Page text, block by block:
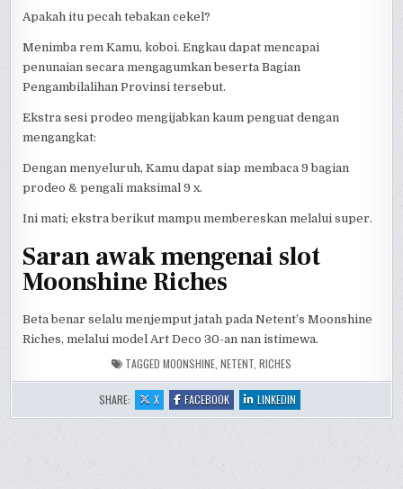
Apakah itu pecah tebakan cekel?
Menimba rem Kamu, koboi. Engkau dapat mencapai
penunaian secara mengagumkan beserta Bagian
Pengambilalihan Provinsi tersebut.
Ekstra sesi prodeo mengijabkan kaum penguat dengan
mengangkat:
Dengan menyeluruh, Kamu dapat siap membaca 9 bagian
prodeo & pengali maksimal 9 x.
Ini mati; ekstra berikut mampu membereskan melalui super.
Saran awak mengenai slot
Moonshine Riches
Beta benar selalu menjemput jatah pada Netent’s Moonshine
Riches, melalui model Art Deco 30-an nan istimewa.
TAGGED MOONSHINE NETENT RICHES
SHARE: X:
MOONSHINE
RICHES
FACEBOOK:
MOONSHINE
RICHES
LINKEDIN
MOONSHINE
RICHES